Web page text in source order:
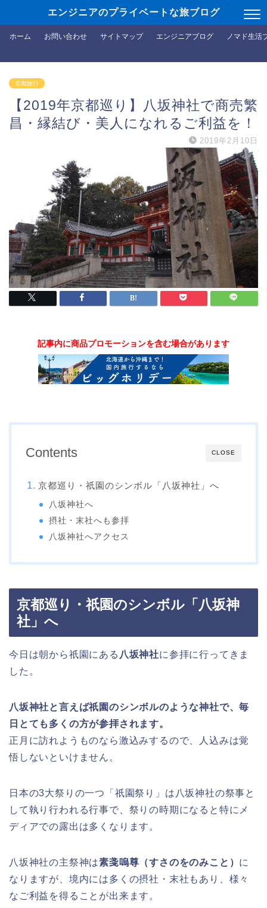
エンジニアのプライベートな旅ブログ
ホーム お問い合わせ サイトマップ エンジニアブログ ノマド生活
京都旅行
【2019年京都巡り】八坂神社で商売繁
昌・縁結び・美人になれるご利益を！
2019年2月10日
記事内に商品プロモーションを含む場合があります
CLOSE
Contents
京都巡り・祇園のシンボル「八坂神社」へ
八坂神社へ
摂社・末社へも参拝
八坂神社へアクセス
京都巡り・祇園のシンボル「八坂神
社」へ
今日は朝から祇園にある 八坂神社に参拝に行ってきま
した。
八坂神社と言えば祇園のシンボルのような神社で、毎
日とても多くの方が参拝されます。
正月に訪れようものなら激込みするので、人込みは覚
悟しないといけません。
日本の3大祭りの一つ「祇園祭り」は八坂神社の祭事と
して執り行われる行事で、祭りの時期になると特にメ
ディアでの露出は多くなります。
八坂神社の主祭神は素戔嗚尊（すさのをのみこと） に
なりますが、境内には多くの摂社・末社もあり、様々
なご利益を得ることが出来ます。